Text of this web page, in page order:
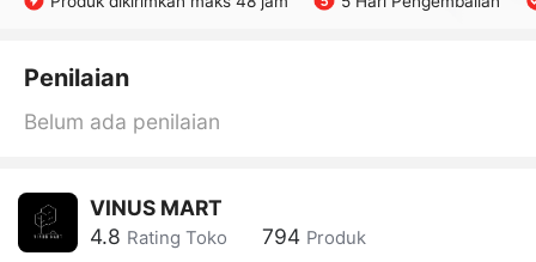
Penilaian
Belum ada penilaian
VINUS MART
4.8 Rating Toko 794 Produk